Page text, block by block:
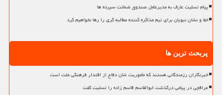
پیام تسلیت عارف به مدیرعامل صندوق ضمانت سپرده ها
خط و نشان نبویان برای تیم مذاکره کننده مطالبه گری را رها نخواهیم کرد
پربحث ترین ها
خبرنگاران رزمندگانی هستند که مأموریت شان دفاع از اقتدار فرهنگی ملت است
عراقچی در پیامی درگذشت ابوالقاسم قاسم زاده را تسلیت گفت